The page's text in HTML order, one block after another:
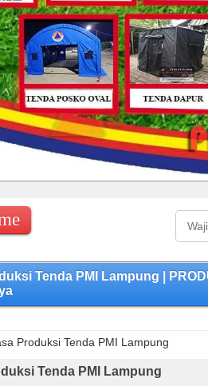
Tenda PMI Lampung |
Produksi Tenda PMI Lampung
Tenda PMI Lampung